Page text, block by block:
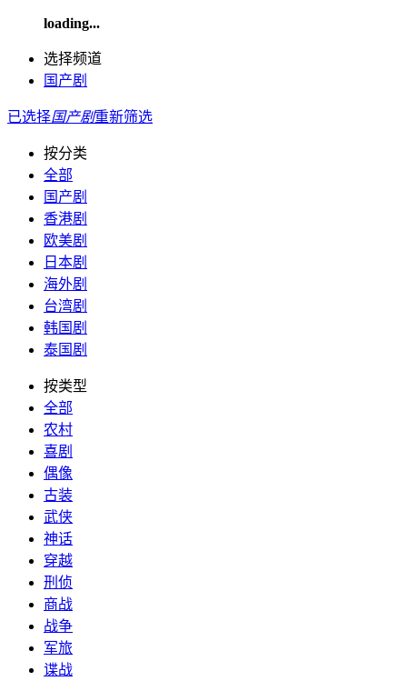
loading...
选择频道
国产剧
已选择国产剧重新筛选
按分类
全部
国产剧
香港剧
欧美剧
日本剧
海外剧
台湾剧
韩国剧
泰国剧
按类型
全部
农村
喜剧
偶像
古装
武侠
神话
穿越
刑侦
商战
战争
军旅
谍战